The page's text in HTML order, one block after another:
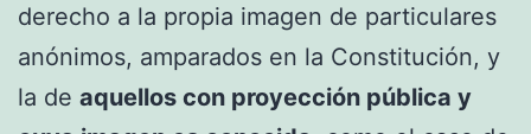
derecho a la propia imagen de particulares
anónimos, amparados en la Constitución, y
la de aquellos con proyección pública y